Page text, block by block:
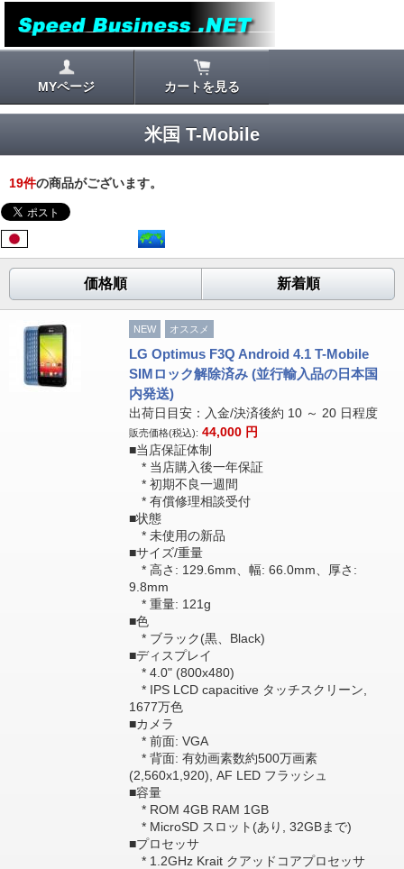
MYページ カートを見る
米国 T-Mobile
19件の商品がございます。
価格順 新着順
NEW オススメ
LG Optimus F3Q Android 4.1 T-Mobile
SIMロック解除済み (並行輸入品の日本国
内発送)
出荷日目安：入金/決済後約 10 ～ 20 日程度
販売価格(税込): 44,000 円
■当店保証体制
* 当店購入後一年保証
* 初期不良一週間
* 有償修理相談受付
■状態
* 未使用の新品
■サイズ/重量
* 高さ: 129.6mm、幅: 66.0mm、厚さ:
9.8mm
* 重量: 121g
■色
* ブラック(黒、Black)
■ディスプレイ
* 4.0" (800x480)
* IPS LCD capacitive タッチスクリーン,
1677万色
■カメラ
* 前面: VGA
* 背面: 有効画素数約500万画素
(2,560x1,920), AF LED フラッシュ
■容量
* ROM 4GB RAM 1GB
* MicroSD スロット(あり, 32GBまで)
■プロセッサ
* 1.2GHz Krait クアッドコアプロセッサ